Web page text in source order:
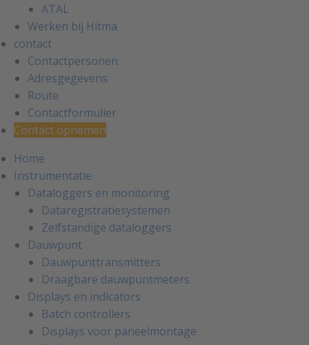
ATAL
Werken bij Hitma
contact
Contactpersonen
Adresgegevens
Route
Contactformulier
Contact opnemen
Home
Instrumentatie
Dataloggers en monitoring
Dataregistratiesystemen
Zelfstandige dataloggers
Dauwpunt
Dauwpunttransmitters
Draagbare dauwpuntmeters
Displays en indicators
Batch controllers
Displays voor paneelmontage